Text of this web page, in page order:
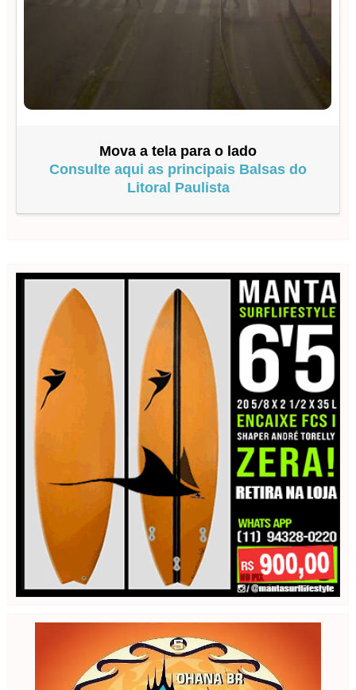
Mova a tela para o lado
Consulte aqui as principais Balsas do
Litoral Paulista